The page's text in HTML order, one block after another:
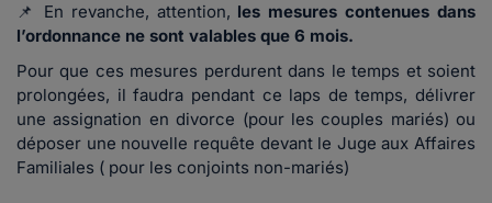
📌 En revanche, attention, les mesures contenues dans
l’ordonnance ne sont valables que 6 mois.
Pour que ces mesures perdurent dans le temps et soient
prolongées, il faudra pendant ce laps de temps, délivrer
une assignation en divorce (pour les couples mariés) ou
déposer une nouvelle requête devant le Juge aux Affaires
Familiales ( pour les conjoints non-mariés)